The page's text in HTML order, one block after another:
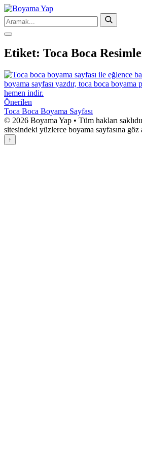
Etiket: Toca Boca
Önerilen
Toca Boca Boyama Sayfası
© 2026 Boyama Yap • Tüm hakları
sitesindeki yüzlerce boyama sayfasına
↑